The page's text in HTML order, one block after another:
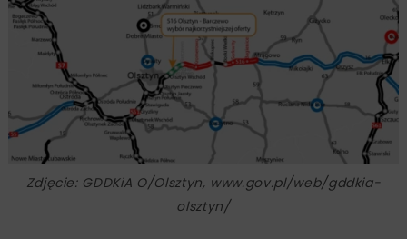
Zdjęcie: GDDKiA O/Olsztyn, www.gov.pl/web/gddkia-
olsztyn/